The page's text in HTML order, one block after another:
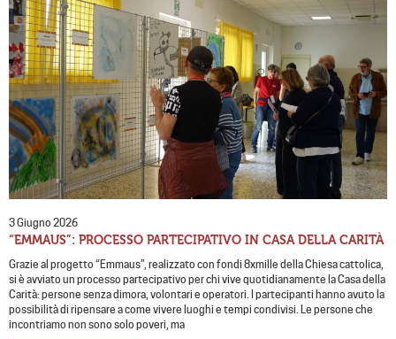
3 Giugno 2026
“EMMAUS”: PROCESSO PARTECIPATIVO IN CASA DELLA CARITÀ
Grazie al progetto “Emmaus”, realizzato con fondi 8xmille della Chiesa cattolica,
si è avviato un processo partecipativo per chi vive quotidianamente la Casa della
Carità: persone senza dimora, volontari e operatori. I partecipanti hanno avuto la
possibilità di ripensare a come vivere luoghi e tempi condivisi. Le persone che
incontriamo non sono solo poveri, ma